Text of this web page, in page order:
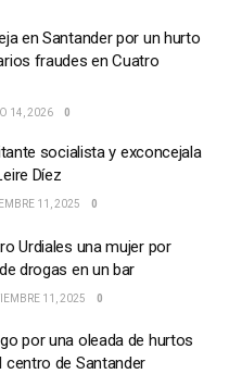
en Santander por un hurto
fraudes en Cuatro
14, 2026 0
socialista y exconcejala
Díez
11, 2025 0
Urdiales una mujer por
drogas en un bar
11, 2025 0
por una oleada de hurtos
de Santander